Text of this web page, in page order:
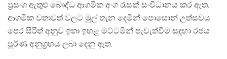
ප්‍රසංග ඇතුළු බෞද්ධ ආගමික අංග රැසක් සංවිධානය කර ඇත.
ආගමික වතාවත් වලට මුල් තැන දෙමින් පොසොන් උත්සවය
පෙර සිරිත් අනුව ඉතා ඉහළ මට්ටමින් පැවැත්වීම සඳහා රජය
පූර්ණ අනුග්‍රහය ලබා දෙනු ඇත.